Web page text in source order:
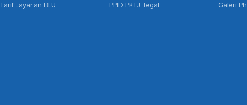
Tarif Layanan BLU PPID PKTJ Tegal Galeri